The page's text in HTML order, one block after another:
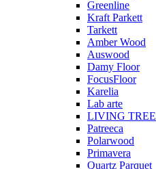
Greenline
Kraft Parkett
Tarkett
Amber Wood
Auswood
Damy Floor
FocusFloor
Karelia
Lab arte
LIVING TREE
Patreeca
Polarwood
Primavera
Quartz Parquet